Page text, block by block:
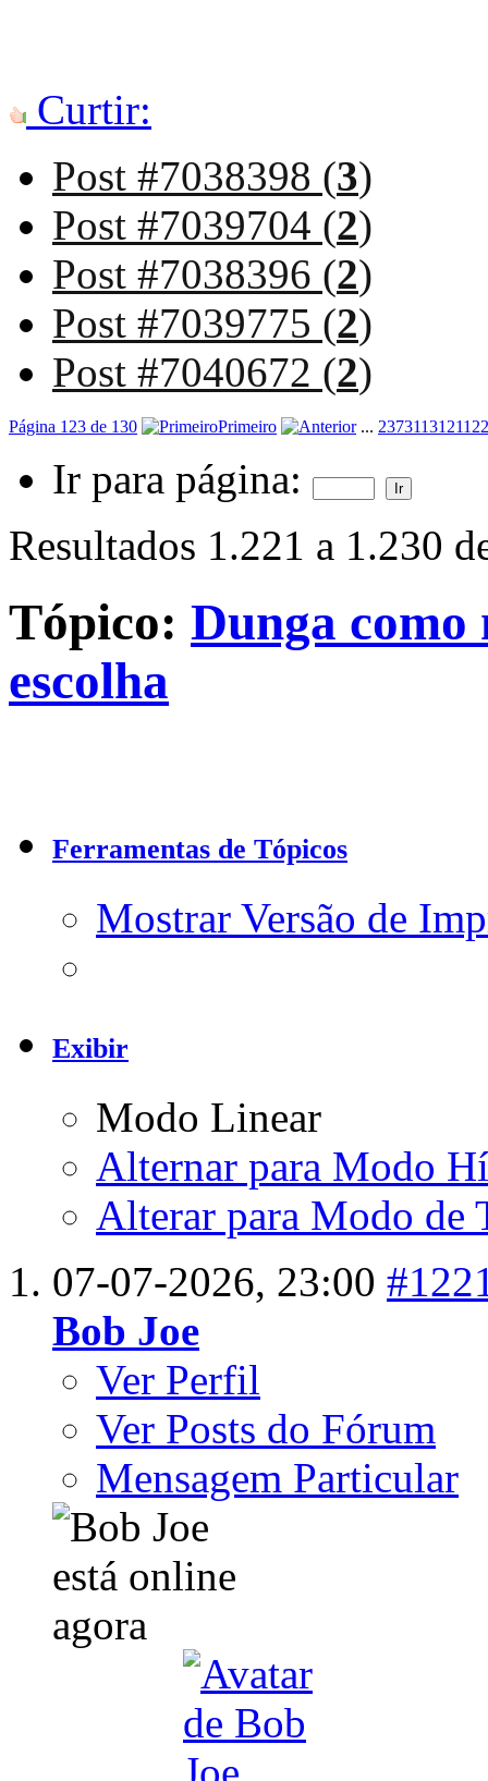
Curtir:
Post #7038398 (3)
Post #7039704 (2)
Post #7038396 (2)
Post #7039775 (2)
Post #7040672 (2)
Página 123 de 130 Primeiro ... 2373113121122
Ir para página:
Resultados 1.221 a 1.230
Tópico: Dunga como
escolha
Ferramentas de Tópicos
Mostrar Versão de
Exibir
Modo Linear
Alternar para Modo
Alterar para Modo de
07-07-2026, 23:00
Bob Joe
Ver Perfil
Ver Posts do Fórum
Mensagem Particular